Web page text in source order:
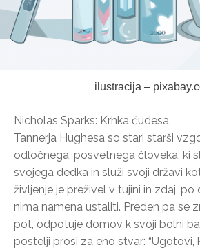
ilustracija –
Nicholas Sparks: Krhka čudesa
Tannerja Hughesa so stari starši
odločnega, posvetnega človeka, ki
svojega dedka in služi svoji državi
življenje je preživel v tujini in zdaj, po
nima namena ustaliti. Preden pa se
pot, odpotuje domov k svoji bolni
postelji prosi za eno stvar: “Ugotovi,